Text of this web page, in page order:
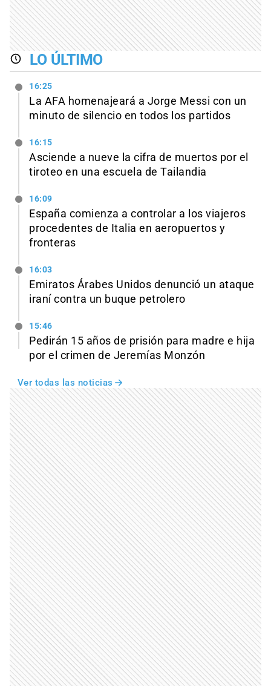
LO ÚLTIMO
16:25
La AFA homenajeará a Jorge Messi con un
minuto de silencio en todos los partidos
16:15
Asciende a nueve la cifra de muertos por el
tiroteo en una escuela de Tailandia
16:09
España comienza a controlar a los viajeros
procedentes de Italia en aeropuertos y
fronteras
16:03
Emiratos Árabes Unidos denunció un ataque
iraní contra un buque petrolero
15:46
Pedirán 15 años de prisión para madre e hija
por el crimen de Jeremías Monzón
Ver todas las noticias